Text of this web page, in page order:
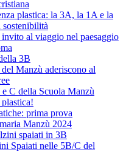
plastica: la 3A, la 1A e la
sostenibilità
al viaggio nel paesaggio
3B
Manzù aderiscono al
C della Scuola Manzù
prima prova
Manzù 2024
spaiati in 3B
Spaiati nelle 5B/C del